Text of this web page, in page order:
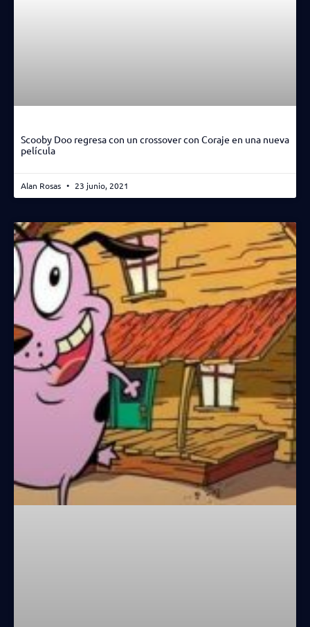
Scooby Doo regresa con un crossover con Coraje en una nueva
película
Alan Rosas 23 junio, 2021